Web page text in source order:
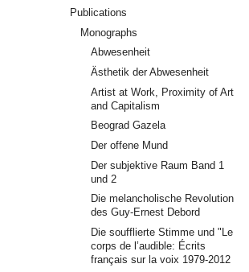
Publications
Monographs
Abwesenheit
Ästhetik der Abwesenheit
Artist at Work, Proximity of Art
and Capitalism
Beograd Gazela
Der offene Mund
Der subjektive Raum Band 1
und 2
Die melancholische Revolution
des Guy-Ernest Debord
Die soufflierte Stimme und "Le
corps de l’audible: Écrits
français sur la voix 1979-2012